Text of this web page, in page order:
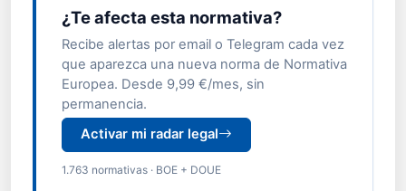
¿Te afecta esta normativa?
Recibe alertas por email o Telegram cada vez
que aparezca una nueva norma de Normativa
Europea. Desde 9,99 €/mes, sin
permanencia.
Activar mi radar legal
1.763 normativas · BOE + DOUE